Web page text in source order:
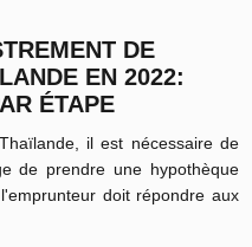
DE
EN 2022:
ÉTAPE
il est nécessaire de
de prendre une hypothèque
doit répondre aux